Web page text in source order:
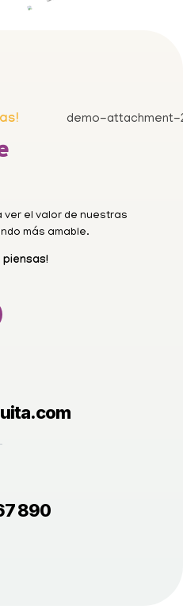
ver el valor de nuestras
más amable.
piensas!
890